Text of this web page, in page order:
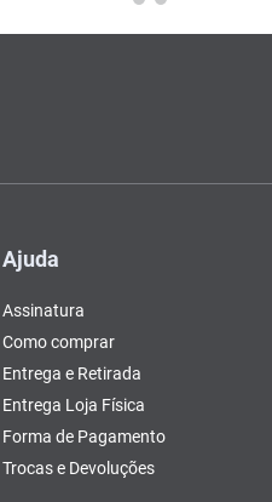
Ajuda
Assinatura
Como comprar
Entrega e Retirada
Entrega Loja Física
Forma de Pagamento
Trocas e Devoluções